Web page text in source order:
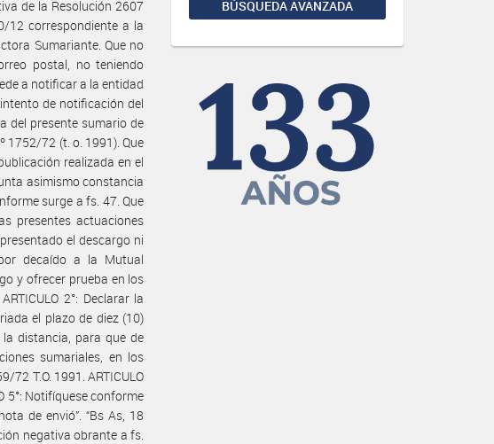
BÚSQUEDA AVANZADA
de la Resolución 2607
12 correspondiente a la
Sumariante. Que no
postal, no teniendo
a notificar a la entidad
de notificación del
del presente sumario de
1752/72 (t. o. 1991). Que
realizada en el
asimismo constancia
surge a fs. 47. Que
presentes actuaciones
el descargo ni
por decaído a la Mutual
y ofrecer prueba en los
2°: Declarar la
el plazo de diez (10)
distancia, para que de
sumariales, en los
72 T.O. 1991. ARTICULO
5°: Notifíquese conforme
de envió”. “Bs As, 18
negativa obrante a fs.